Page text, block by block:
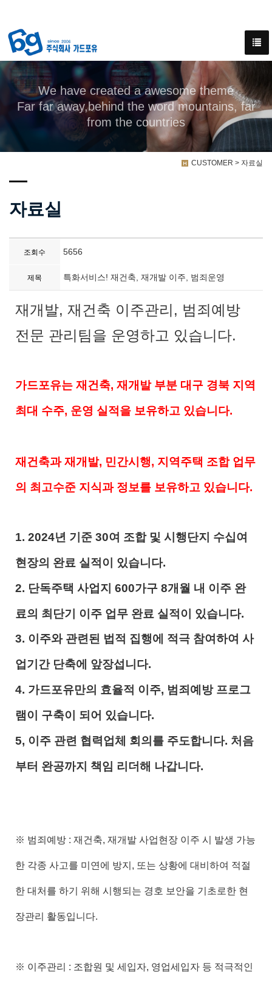
We have created a awesome theme
Far far away,behind the word mountains, far
from the countries
CUSTOMER > 자료실
자료실
조회수 5656
제목 특화서비스! 재건축, 재개발 이주, 범죄운영
재개발, 재건축 이주관리, 범죄예방
전문 관리팀을 운영하고 있습니다.
가드포유는 재건축, 재개발 부분 대구 경북 지역
최대 수주, 운영 실적을 보유하고 있습니다.
재건축과 재개발, 민간시행, 지역주택 조합 업무
의 최고수준 지식과 정보를 보유하고 있습니다.
1. 2024년 기준 30여 조합 및 시행단지 수십여
현장의 완료 실적이 있습니다.
2. 단독주택 사업지 600가구 8개월 내 이주 완
료의 최단기 이주 업무 완료 실적이 있습니다.
3. 이주와 관련된 법적 집행에 적극 참여하여 사
업기간 단축에 앞장섭니다.
4. 가드포유만의 효율적 이주, 범죄예방 프로그
램이 구축이 되어 있습니다.
5, 이주 관련 협력업체 회의를 주도합니다. 처음
부터 완공까지 책임 리더해 나갑니다.
※ 범죄예방 : 재건축, 재개발 사업현장 이주 시 발생 가능
한 각종 사고를 미연에 방지, 또는 상황에 대비하여 적절
한 대처를 하기 위해 시행되는 경호 보안을 기초로한 현
장관리 활동입니다.
※ 이주관리 : 조합원 및 세입자, 영업세입자 등 적극적인